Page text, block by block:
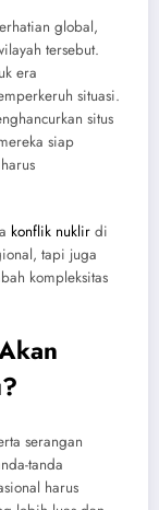
global,
tersebut.
era
situasi.
situs
siap
konflik nuklir di
tapi juga
kompleksitas
serangan
tanda
harus